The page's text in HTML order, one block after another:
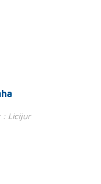
: Licijur